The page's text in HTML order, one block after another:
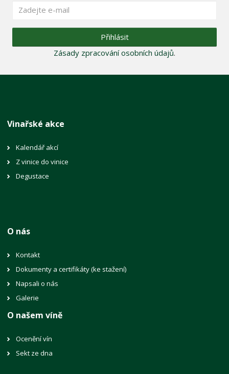
Přihlásit
Zásady zpracování osobních údajů.
Vinařské akce
Kalendář akcí
Z vinice do vinice
Degustace
O nás
Kontakt
Dokumenty a certifikáty (ke stažení)
Napsali o nás
Galerie
O našem víně
Ocenění vín
Sekt ze dna